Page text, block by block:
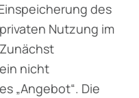
des
Nutzung im
nicht
„Angebot“. Die